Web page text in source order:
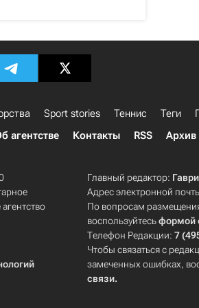
Sport stories Теннис Теги
агентстве Контакты RSS Архив
Главный редактор:
Адрес электронной
По вопросам
воспользуйтесьформой
Телефон Редакции:7
Чтобы связаться с
замеченных ошибках,
связи.